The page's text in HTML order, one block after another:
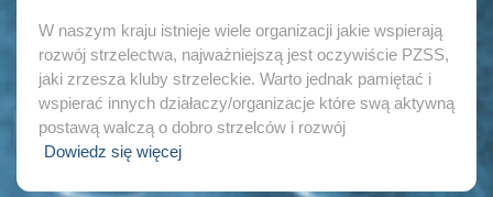
W naszym kraju istnieje wiele organizacji jakie wspierają
rozwój strzelectwa, najważniejszą jest oczywiście PZSS,
jaki zrzesza kluby strzeleckie. Warto jednak pamiętać i
wspierać innych działaczy/organizacje które swą aktywną
postawą walczą o dobro strzelców i rozwój
Dowiedz się więcej